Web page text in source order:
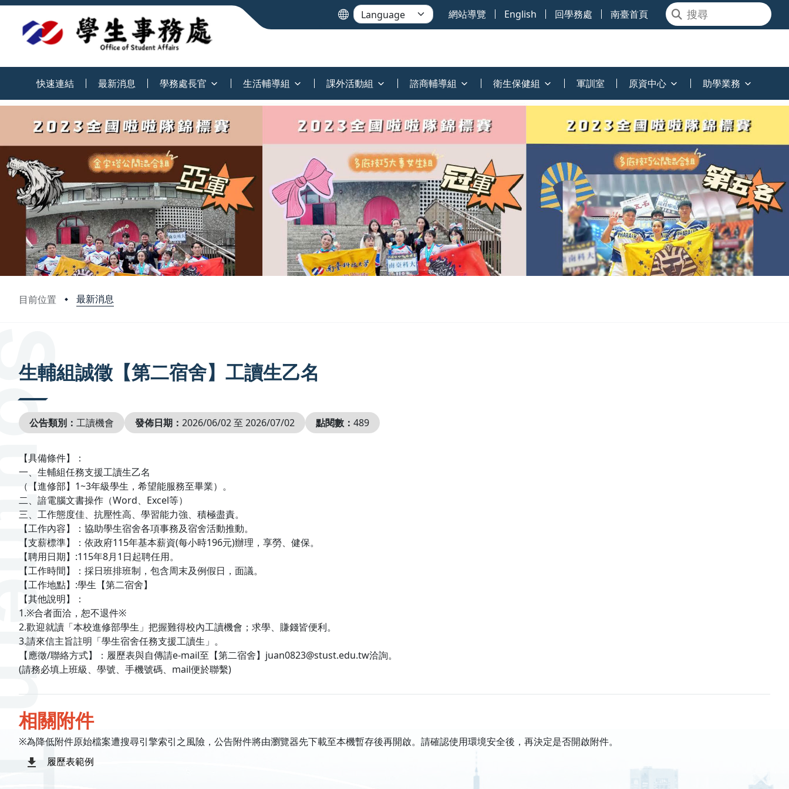
網站導覽 English 回學務處 南臺首頁
快速連結 最新消息 學務處長官 生活輔導組 課外活動組 諮商輔導組 衛生保健組 軍訓室 原資中心 助學業務
目前位置 最新消息
生輔組誠徵【第二宿舍】工讀生乙名
公告類別： 工讀機會 發佈日期： 2026/06/02 至 2026/07/02 點閱數： 489
【具備條件】：
一、生輔組任務支援工讀生乙名
（【進修部】1~3年級學生，希望能服務至畢業）。
二、諳電腦文書操作（Word、Excel等）
三、工作態度佳、抗壓性高、學習能力強、積極盡責。
【工作內容】：協助學生宿舍各項事務及宿舍活動推動。
【支薪標準】：依政府115年基本薪資(每小時196元)辦理，享勞、健保。
【聘用日期】:115年8月1日起聘任用。
【工作時間】：採日班排班制，包含周末及例假日，面議。
【工作地點】:學生【第二宿舍】
【其他說明】：
1.※合者面洽，恕不退件※
2.歡迎就讀「本校進修部學生」把握難得校內工讀機會；求學、賺錢皆便利。
3.請來信主旨註明「學生宿舍任務支援工讀生」。
【應徵/聯絡方式】：履歷表與自傳請e-mail至【第二宿舍】juan0823@stust.edu.tw洽詢。
(請務必填上班級、學號、手機號碼、mail便於聯繫)
相關附件
※為降低附件原始檔案遭搜尋引擎索引之風險，公告附件將由瀏覽器先下載至本機暫存後再開啟。請確認使用環境安全後，再決定是否開啟附件。
履歷表範例